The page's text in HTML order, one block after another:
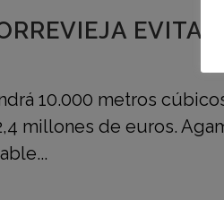
10.000 metros
millones de euros.